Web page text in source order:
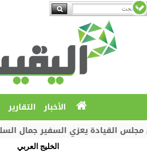
الأخبار التقارير
القيادة يعزي السفير جمال السلال
الخليج العربي